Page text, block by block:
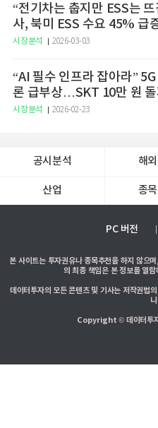
“전기차는 춥지만 ESS는
사, 북미 ESS 수요 45% 급
시장분석 2026-03-03
“AI 필수 인프라 잡아라”
론 급부상…SKT 10만 원
증권
시장분석 2026-02-23
공시분석 해
산업 종
PC 버전
본 사이트는 투자권유나 종목추천을 하지 않으
의 최종 책임은 본 정보를 열
데이터투자의 모든 콘텐츠 및 기사는 저작권법
Copyright © 데이터